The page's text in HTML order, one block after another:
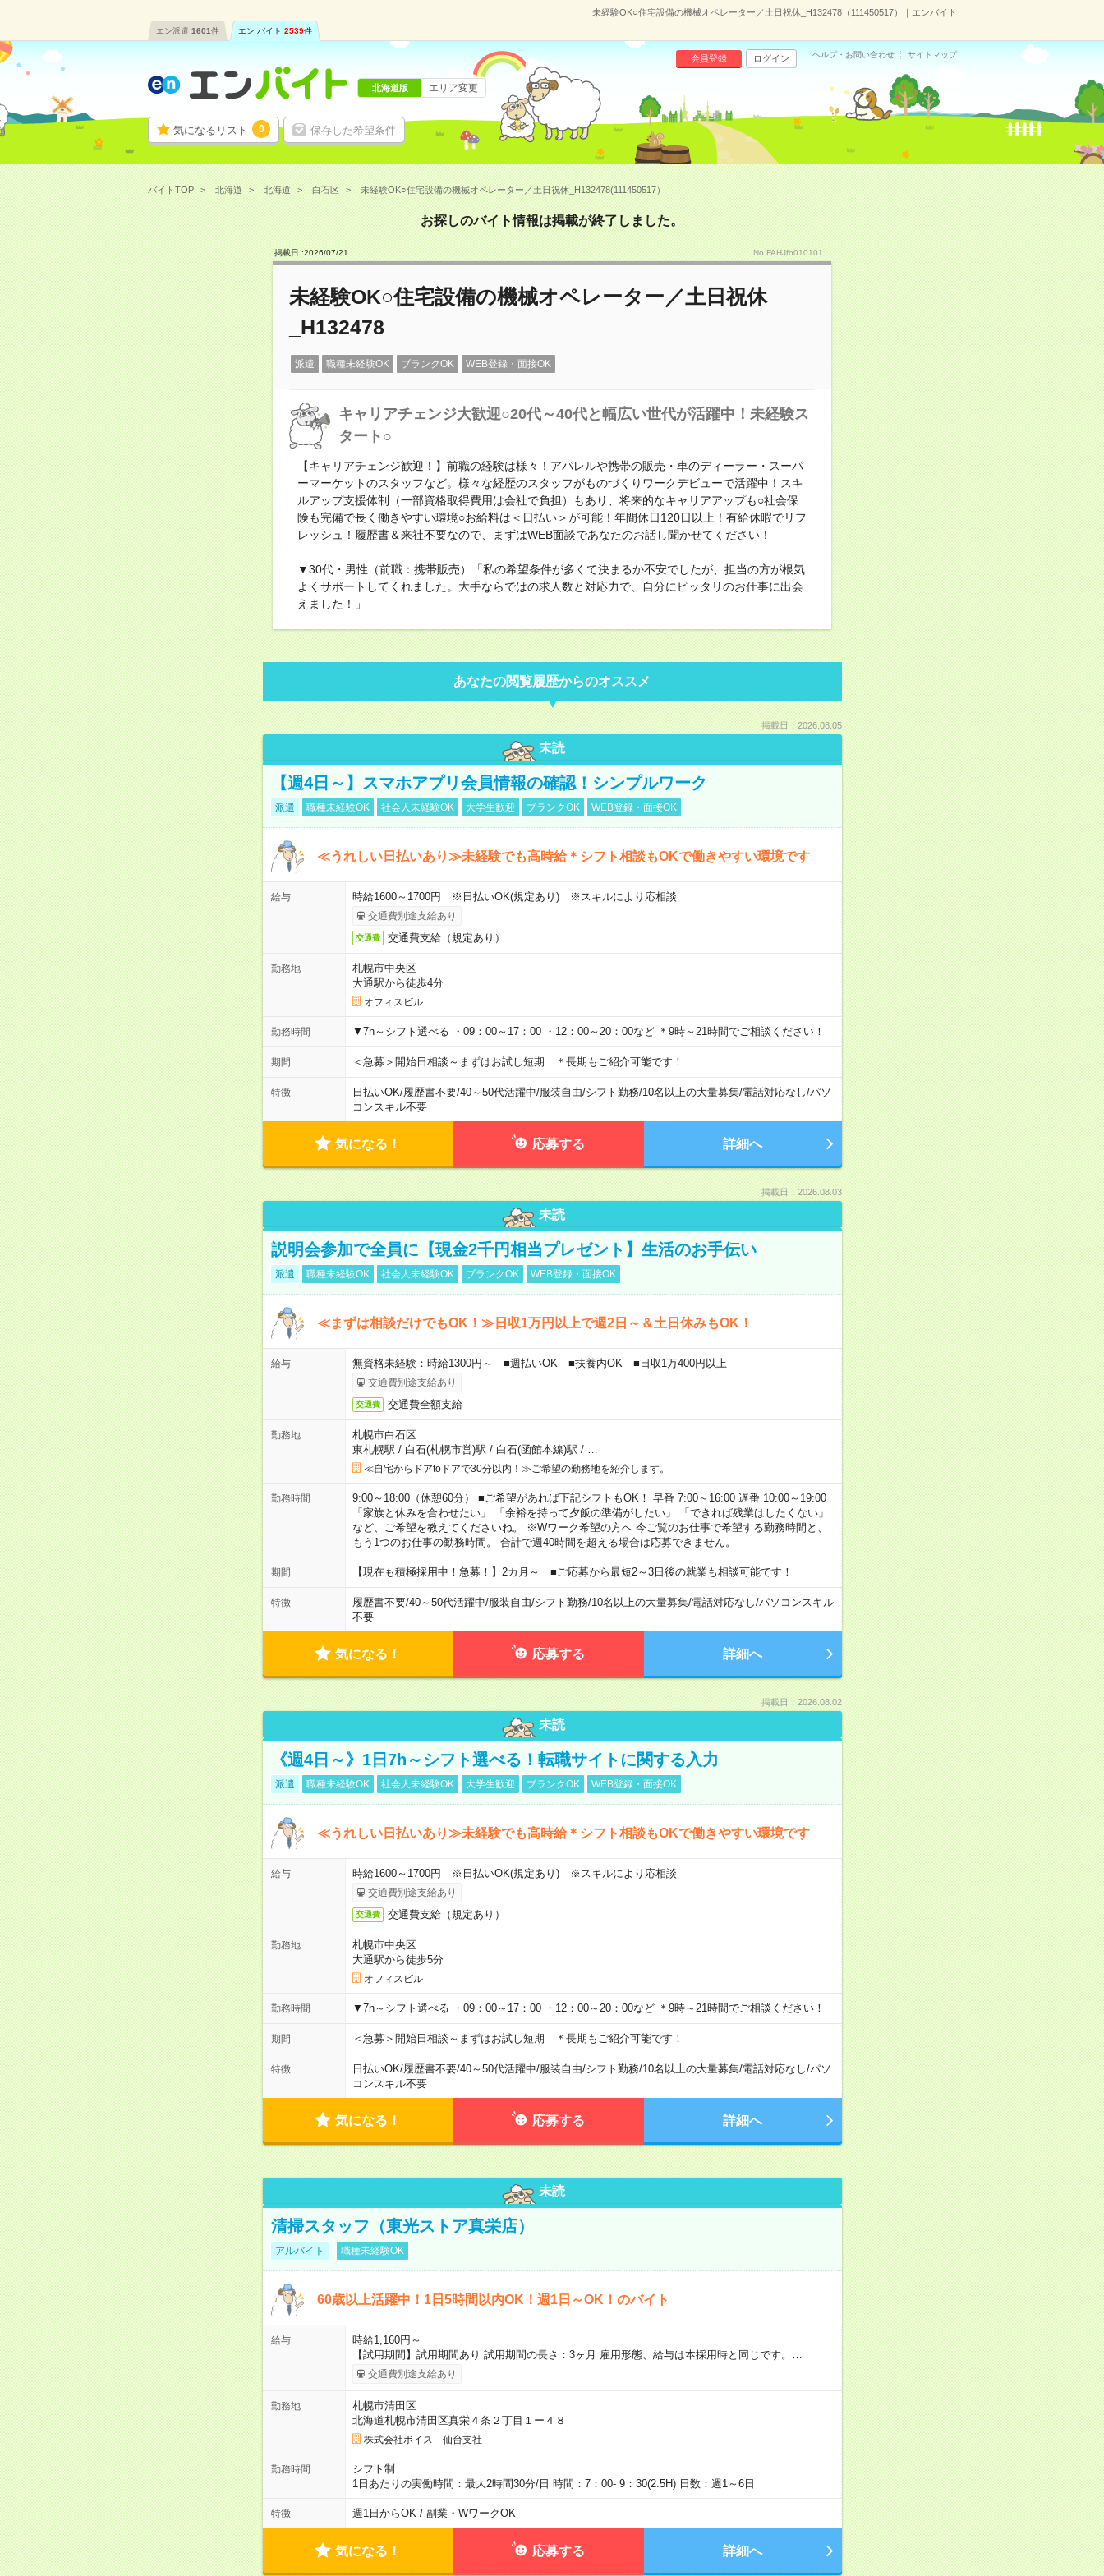
未経験OK○住宅設備の機械オペレーター／土日祝休_H132478（111450517）｜エンバイト
エン派遣 1601件 エン バイト 2539件
気になるリスト 0 保存した希望条件
会員登録 ログイン ヘルプ・お問い合わせ サイトマップ
北海道版 エリア変更
バイトTOP 北海道 北海道 白石区 未経験OK○住宅設備の機械オペレーター／土日祝休_H132478(111450517）
お探しのバイト情報は掲載が終了しました。
掲載日 :2026/07/21 No.FAHJfo010101
未経験OK○住宅設備の機械オペレーター／土日祝休
_H132478
派遣 職種未経験OK ブランクOK WEB登録・面接OK
キャリアチェンジ大歓迎○20代～40代と幅広い世代が活躍中！未経験ス
タート○
【キャリアチェンジ歓迎！】前職の経験は様々！アパレルや携帯の販売・車のディーラー・スーパ
ーマーケットのスタッフなど。様々な経歴のスタッフがものづくりワークデビューで活躍中！スキ
ルアップ支援体制（一部資格取得費用は会社で負担）もあり、将来的なキャリアアップも○社会保
険も完備で長く働きやすい環境○お給料は＜日払い＞が可能！年間休日120日以上！有給休暇でリフ
レッシュ！履歴書＆来社不要なので、まずはWEB面談であなたのお話し聞かせてください！
▼30代・男性（前職：携帯販売）「私の希望条件が多くて決まるか不安でしたが、担当の方が根気
よくサポートしてくれました。大手ならではの求人数と対応力で、自分にピッタリのお仕事に出会
えました！」
あなたの閲覧履歴からのオススメ
掲載日：2026.08.05
未読
【週4日～】スマホアプリ会員情報の確認！シンプルワーク
派遣 職種未経験OK 社会人未経験OK 大学生歓迎 ブランクOK WEB登録・面接OK
≪うれしい日払いあり≫未経験でも高時給＊シフト相談もOKで働きやすい環境です
給与 時給1600～1700円 ※日払いOK(規定あり) ※スキルにより応相談
交通費別途支給あり
交通費 交通費支給（規定あり）
勤務地
札幌市中央区
大通駅から徒歩4分
オフィスビル
勤務時間 ▼7h～シフト選べる ・09：00～17：00 ・12：00～20：00など ＊9時～21時間でご相談ください！
期間 ＜急募＞開始日相談～まずはお試し短期 ＊長期もご紹介可能です！
特徴 日払いOK/履歴書不要/40～50代活躍中/服装自由/シフト勤務/10名以上の大量募集/電話対応なし/パソ
コンスキル不要
気になる！ 応募する 詳細へ
掲載日：2026.08.03
未読
説明会参加で全員に【現金2千円相当プレゼント】生活のお手伝い
派遣 職種未経験OK 社会人未経験OK ブランクOK WEB登録・面接OK
≪まずは相談だけでもOK！≫日収1万円以上で週2日～＆土日休みもOK！
給与 無資格未経験：時給1300円～ ■週払いOK ■扶養内OK ■日収1万400円以上
交通費別途支給あり
交通費 交通費全額支給
勤務地
札幌市白石区
東札幌駅 / 白石(札幌市営)駅 / 白石(函館本線)駅 /
≪自宅からドアtoドアで30分以内！≫ご希望の勤務地を紹介します。
勤務時間
9:00～18:00（休憩60分） ■ご希望があれば下記シフトもOK！ 早番 7:00～16:00 遅番 10:00～19:00
「家族と休みを合わせたい」 「余裕を持って夕飯の準備がしたい」 「できれば残業はしたくない」
など、ご希望を教えてくださいね。 ※Wワーク希望の方へ 今ご覧のお仕事で希望する勤務時間と、
もう1つのお仕事の勤務時間。 合計で週40時間を超える場合は応募できません。
期間 【現在も積極採用中！急募！】2カ月～ ■ご応募から最短2～3日後の就業も相談可能です！
特徴 履歴書不要/40～50代活躍中/服装自由/シフト勤務/10名以上の大量募集/電話対応なし/パソコンスキル
不要
気になる！ 応募する 詳細へ
掲載日：2026.08.02
未読
《週4日～》1日7h～シフト選べる！転職サイトに関する入力
派遣 職種未経験OK 社会人未経験OK 大学生歓迎 ブランクOK WEB登録・面接OK
≪うれしい日払いあり≫未経験でも高時給＊シフト相談もOKで働きやすい環境です
給与 時給1600～1700円 ※日払いOK(規定あり) ※スキルにより応相談
交通費別途支給あり
交通費 交通費支給（規定あり）
勤務地
札幌市中央区
大通駅から徒歩5分
オフィスビル
勤務時間 ▼7h～シフト選べる ・09：00～17：00 ・12：00～20：00など ＊9時～21時間でご相談ください！
期間 ＜急募＞開始日相談～まずはお試し短期 ＊長期もご紹介可能です！
特徴 日払いOK/履歴書不要/40～50代活躍中/服装自由/シフト勤務/10名以上の大量募集/電話対応なし/パソ
コンスキル不要
気になる！ 応募する 詳細へ
未読
清掃スタッフ（東光ストア真栄店）
アルバイト 職種未経験OK
60歳以上活躍中！1日5時間以内OK！週1日～OK！のバイト
給与
時給1,160円～
【試用期間】試用期間あり 試用期間の長さ：3ヶ月 雇用形態、給与は本採用時と同じです。…
交通費別途支給あり
勤務地
札幌市清田区
北海道札幌市清田区真栄４条２丁目１ー４８
株式会社ボイス 仙台支社
勤務時間
シフト制
1日あたりの実働時間：最大2時間30分/日 時間：7：00- 9：30(2.5H) 日数：週1～6日
特徴 週1日からOK / 副業・WワークOK
気になる！ 応募する 詳細へ